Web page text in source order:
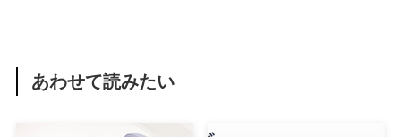
あわせて読みたい